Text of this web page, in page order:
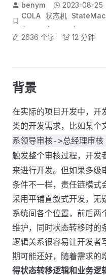
benym
2023-08-25
COLA 状态机
2636 个字
12 分钟
背景
在实际的项目开发中，开
类的开发需求，比如某个
系领导审核->总经理审核
触发整个审核过程，开发
来进行开发。但如果多级
条件不一样，责任链模式
采用平铺直叙式开发，无
系统间各个位置，前后两
维护，同时状态转移时的
逻辑关系很容易让开发者
期可能还好，随着需求的
得状态转移逻辑和业务逻